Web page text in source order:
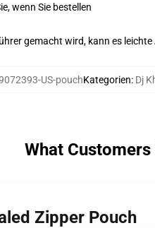
wenn Sie bestellen
gemacht wird, kann es
US-pouchKategorien: Dj
What Customers
Zipper Pouch